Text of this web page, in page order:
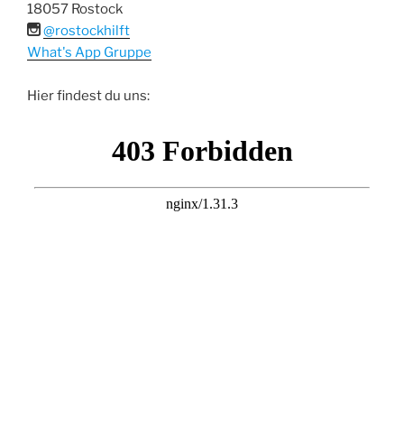
18057 Rostock
@rostockhilft
What's App Gruppe
Hier findest du uns: